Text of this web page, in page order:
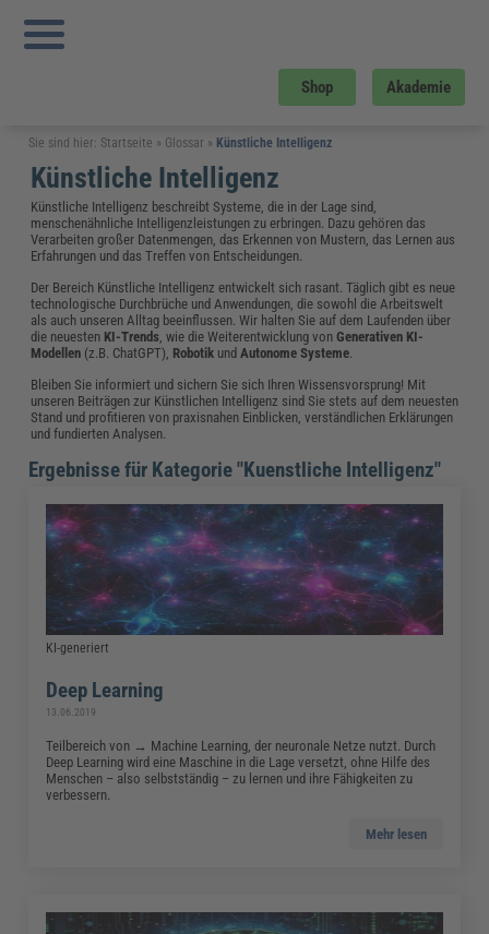
Shop Akademie
Sie sind hier: Startseite » Glossar » Künstliche Intelligenz
Künstliche Intelligenz
Künstliche Intelligenz beschreibt Systeme, die in der Lage sind,
menschenähnliche Intelligenzleistungen zu erbringen. Dazu gehören das
Verarbeiten großer Datenmengen, das Erkennen von Mustern, das Lernen aus
Erfahrungen und das Treffen von Entscheidungen.
Der Bereich Künstliche Intelligenz entwickelt sich rasant. Täglich gibt es neue
technologische Durchbrüche und Anwendungen, die sowohl die Arbeitswelt
als auch unseren Alltag beeinflussen. Wir halten Sie auf dem Laufenden über
die neuesten KI-Trends, wie die Weiterentwicklung vonGenerativen KI-
Modellen (z.B. ChatGPT), Robotik undAutonome Systeme.
Bleiben Sie informiert und sichern Sie sich Ihren Wissensvorsprung! Mit
unseren Beiträgen zur Künstlichen Intelligenz sind Sie stets auf dem neuesten
Stand und profitieren von praxisnahen Einblicken, verständlichen Erklärungen
und fundierten Analysen.
Ergebnisse für Kategorie "Kuenstliche Intelligenz"
KI-generiert
Deep Learning
13.06.2019
Teilbereich von → Machine Learning, der neuronale Netze nutzt. Durch
Deep Learning wird eine Maschine in die Lage versetzt, ohne Hilfe des
Menschen – also selbstständig – zu lernen und ihre Fähigkeiten zu
verbessern.
Mehr lesen